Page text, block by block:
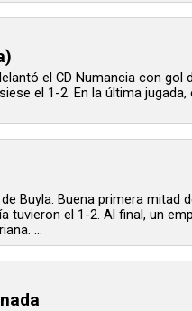
el CD Numancia con
el 1-2. En la última
Buyla. Buena primera mitad
tuvieron el 1-2. Al final, un
...